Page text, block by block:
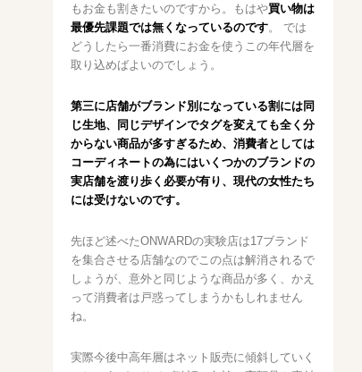
もお金も割きたいのですから。もはや買い物は
最優先課題では無くなっているのです。 では
どうしたら一番消費にお金を使うこの年代層を
取り込めばよいのでしょう。
第三に店舗がブランド別になっている割には同
じ生地、同じデザインでタグを変えても全く分
からない商品が多すぎるため、消費者としては
コーディネートの為にはいくつかのブランドの
実店舗を渡り歩く必要が有り、現代の女性たち
には受けないのです。
先ほど述べたONWARDの実験店は17ブランド
を集合させる店舗なのでこの点は解消されるで
しょうが、意外と同じような商品が多く、かえ
って消費者は戸惑ってしまうかもしれません
ね。
実際今後中高年層はネット販売に傾斜していく